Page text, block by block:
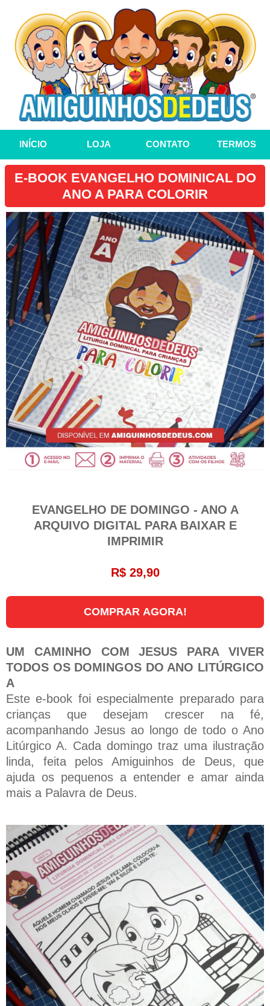
INÍCIO LOJA CONTATO TERMOS
E-BOOK EVANGELHO DOMINICAL DO
ANO A PARA COLORIR
EVANGELHO DE DOMINGO - ANO A
ARQUIVO DIGITAL PARA BAIXAR E
IMPRIMIR
R$ 29,90
COMPRAR AGORA!
UM CAMINHO COM JESUS PARA VIVER
TODOS OS DOMINGOS DO ANO LITÚRGICO
A
Este e-book foi especialmente preparado para
crianças que desejam crescer na fé,
acompanhando Jesus ao longo de todo o Ano
Litúrgico A. Cada domingo traz uma ilustração
linda, feita pelos Amiguinhos de Deus, que
ajuda os pequenos a entender e amar ainda
mais a Palavra de Deus.